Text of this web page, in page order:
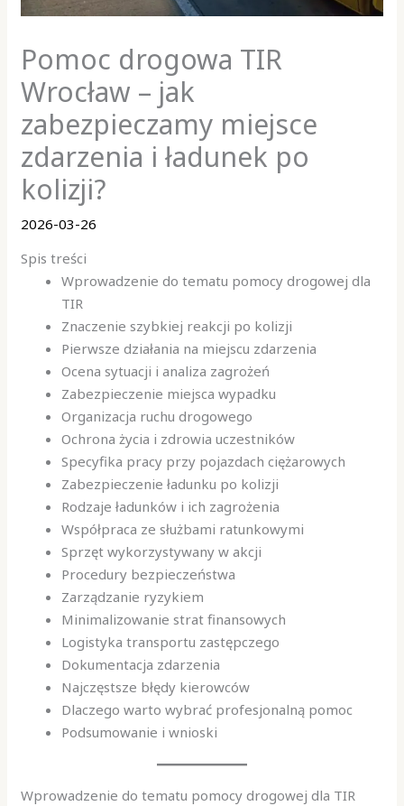
Pomoc drogowa TIR
Wrocław – jak
zabezpieczamy miejsce
zdarzenia i ładunek po
kolizji?
2026-03-26
Spis treści
Wprowadzenie do tematu pomocy drogowej dla
TIR
Znaczenie szybkiej reakcji po kolizji
Pierwsze działania na miejscu zdarzenia
Ocena sytuacji i analiza zagrożeń
Zabezpieczenie miejsca wypadku
Organizacja ruchu drogowego
Ochrona życia i zdrowia uczestników
Specyfika pracy przy pojazdach ciężarowych
Zabezpieczenie ładunku po kolizji
Rodzaje ładunków i ich zagrożenia
Współpraca ze służbami ratunkowymi
Sprzęt wykorzystywany w akcji
Procedury bezpieczeństwa
Zarządzanie ryzykiem
Minimalizowanie strat finansowych
Logistyka transportu zastępczego
Dokumentacja zdarzenia
Najczęstsze błędy kierowców
Dlaczego warto wybrać profesjonalną pomoc
Podsumowanie i wnioski
Wprowadzenie do tematu pomocy drogowej dla TIR